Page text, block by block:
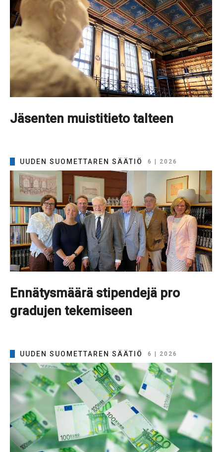
Jäsenten muistitieto talteen
UUDEN SUOMETTAREN SÄÄTIÖ 6 | 2026
Ennätysmäärä stipendejä pro
gradujen tekemiseen
UUDEN SUOMETTAREN SÄÄTIÖ 6 | 2026